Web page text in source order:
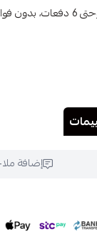
قسم دفعاتك بطريقة ميسرة إلى 4
إضافة